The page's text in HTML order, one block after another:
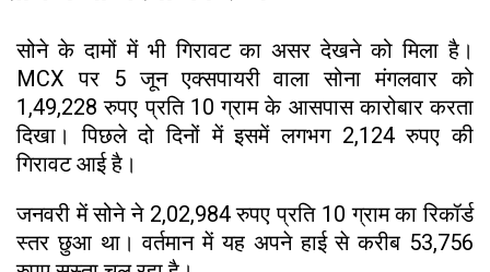
सोने के दामों में भी गिरावट का असर देखने को मिला है।
MCX पर 5 जून एक्सपायरी वाला सोना मंगलवार को
1,49,228 रुपए प्रति 10 ग्राम के आसपास कारोबार करता
दिखा। पिछले दो दिनों में इसमें लगभग 2,124 रुपए की
गिरावट आई है।
जनवरी में सोने ने 2,02,984 रुपए प्रति 10 ग्राम का रिकॉर्ड
स्तर छुआ था। वर्तमान में यह अपने हाई से करीब 53,756